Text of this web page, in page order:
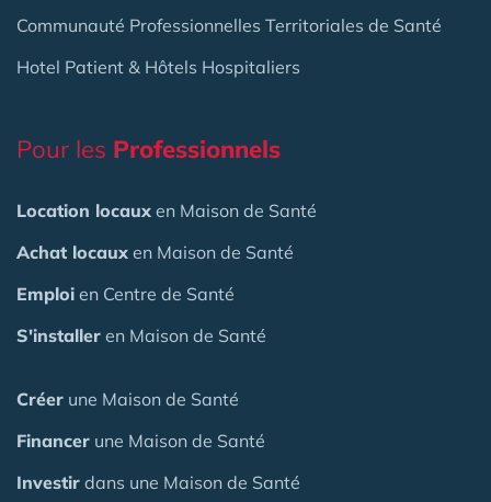
Communauté Professionnelles Territoriales de Santé
Hotel Patient & Hôtels Hospitaliers
Pour les Professionnels
Location locaux en Maison de Santé
Achat locaux en Maison de Santé
Emploi en Centre de Santé
S'installer en Maison de Santé
Créer une Maison de Santé
Financer une Maison de Santé
Investir dans une Maison de Santé